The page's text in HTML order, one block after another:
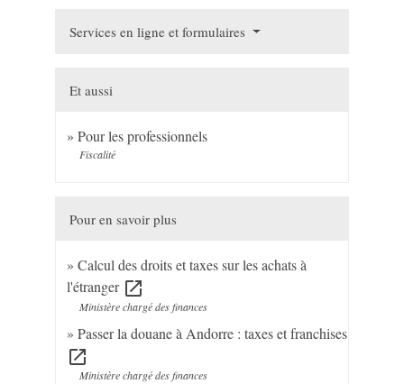
Services en ligne et formulaires
Et aussi
Pour les professionnels
Fiscalité
Pour en savoir plus
Calcul des droits et taxes sur les achats à
l'étranger open_in_new
Ministère chargé des finances
Passer la douane à Andorre : taxes et franchises
open_in_new
Ministère chargé des finances